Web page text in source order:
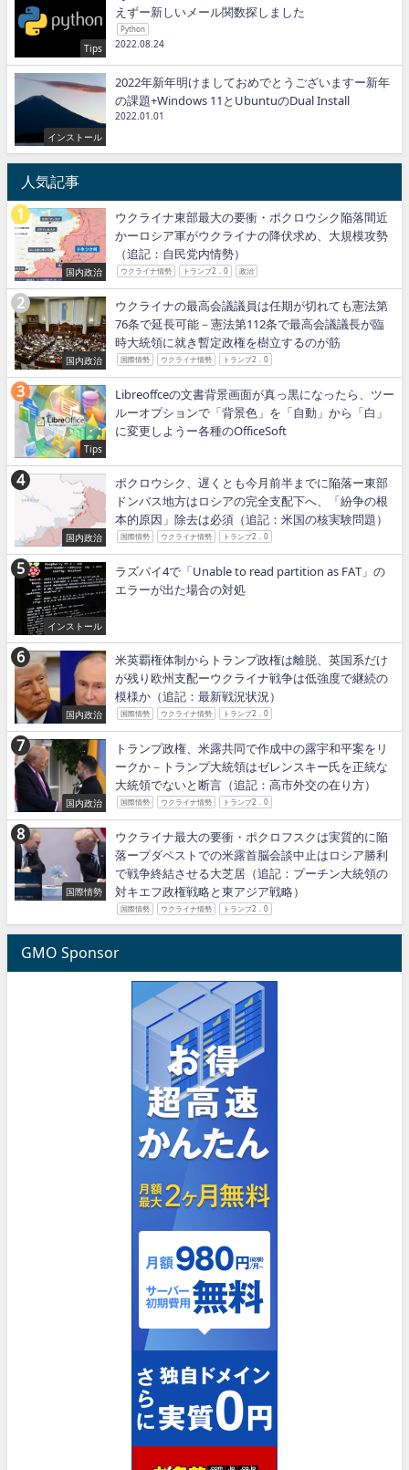
Tips
えずー新しいメール関数探しました
Python
2022.08.24
インストール
2022年新年明けましておめでとうございますー新年
の課題+Windows 11とUbuntuのDual Install
2022.01.01
人気記事
国内政治
ウクライナ東部最大の要衝・ポクロウシク陥落間近
かーロシア軍がウクライナの降伏求め、大規模攻勢
（追記：自民党内情勢）
ウクライナ情勢 トランプ2．0 政治
国内政治
ウクライナの最高会議議員は任期が切れても憲法第
76条で延長可能－憲法第112条で最高会議議長が臨
時大統領に就き暫定政権を樹立するのが筋
国際情勢 ウクライナ情勢 トランプ2．0
Tips
Libreoffceの文書背景画面が真っ黒になったら、ツー
ルーオプションで「背景色」を「自動」から「白」
に変更しようー各種のOfficeSoft
国内政治
ポクロウシク、遅くとも今月前半までに陥落ー東部
ドンバス地方はロシアの完全支配下へ、「紛争の根
本的原因」除去は必須（追記：米国の核実験問題）
国際情勢 ウクライナ情勢 トランプ2．0
インストール
ラズパイ4で「Unable to read partition as FAT」の
エラーが出た場合の対処
国内政治
米英覇権体制からトランプ政権は離脱、英国系だけ
が残り欧州支配ーウクライナ戦争は低強度で継続の
模様か（追記：最新戦況状況）
国際情勢 ウクライナ情勢 トランプ2．0
国内政治
トランプ政権、米露共同で作成中の露宇和平案をリ
ークか－トランプ大統領はゼレンスキー氏を正統な
大統領でないと断言（追記：高市外交の在り方）
国際情勢 ウクライナ情勢 トランプ2．0
国際情勢
ウクライナ最大の要衝・ポクロフスクは実質的に陥
落ープダペストでの米露首脳会談中止はロシア勝利
で戦争終結させる大芝居（追記：プーチン大統領の
対キエフ政権戦略と東アジア戦略）
国際情勢 ウクライナ情勢 トランプ2．0
GMO Sponsor